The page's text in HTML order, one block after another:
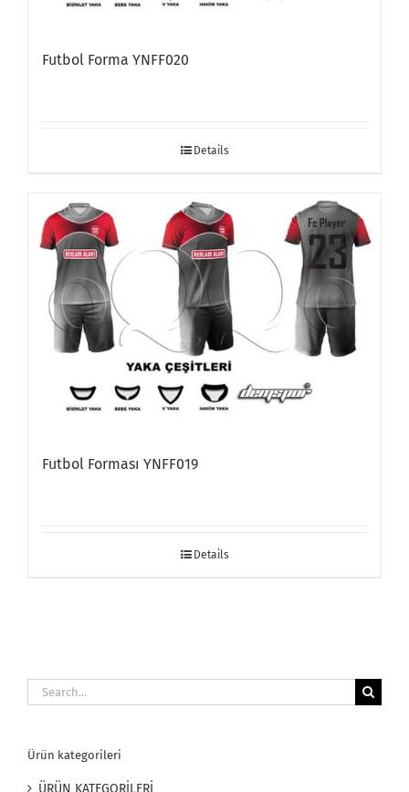
Futbol Forma YNFF020
Details
Futbol Forması YNFF019
Details
Search
for:
Ürün kategorileri